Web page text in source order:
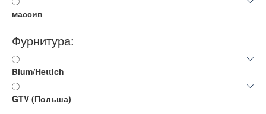
массив
Фурнитура:
Blum/Hettich
GTV (Польша)